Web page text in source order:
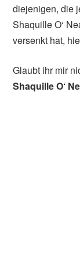
diejenigen, die
Shaquille O‘
versenkt hat,
Glaubt ihr mir
Shaquille O‘